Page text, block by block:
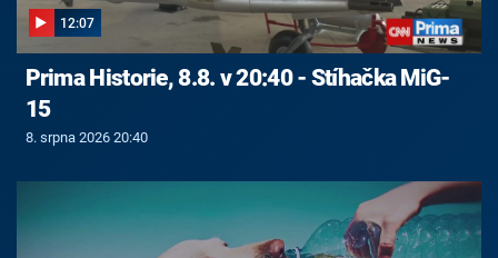
12:07
Prima Historie, 8.8. v 20:40 - Stíhačka MiG-
15
8. srpna 2026 20:40